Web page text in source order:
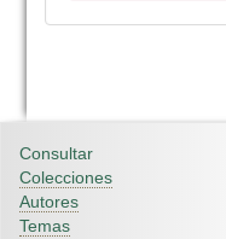
Consultar
Colecciones
Autores
Temas